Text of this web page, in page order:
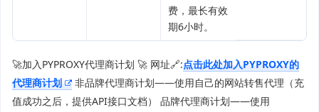
费，最长有效
期6小时。
🚀加入PYPROXY代理商计划 🚀 网址🔗:点击此处加入PYPROXY的
代理商计划
非品牌代理商计划——使用自己的网站转售代理（充
值成功之后，提供API接口文档） 品牌代理商计划——使用